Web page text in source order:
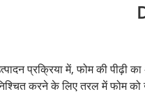
प्रक्रिया में, फोम की पीढ़ी
करने के लिए तरल में फोम